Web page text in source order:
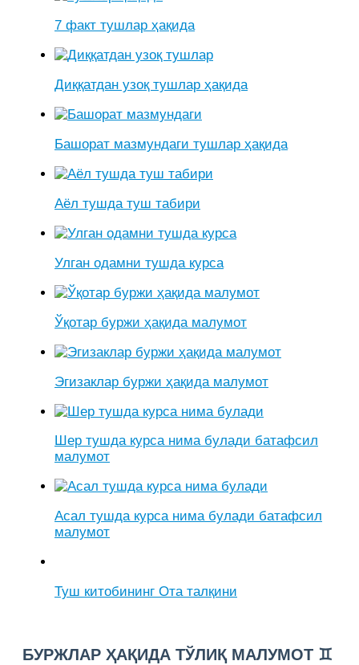
7 факт тушлар ҳақида
Диққатдан узоқ тушлар ҳақида
Башорат мазмундаги тушлар ҳақида
Аёл тушда туш табири
Улган одамни тушда курса
Ўқотар буржи ҳақида малумот
Эгизаклар буржи ҳақида малумот
Шер тушда курса нима булади батафсил
малумот
Асал тушда курса нима булади батафсил
малумот
Туш китобининг Ота талқини
БУРЖЛАР ҲАҚИДА ТЎЛИҚ МАЛУМОТ ♊